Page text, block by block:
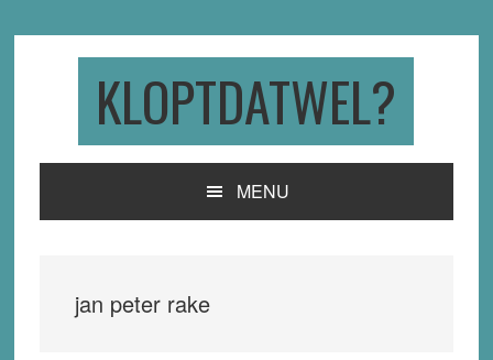
KLOPTDATWEL?
MENU
jan peter rake